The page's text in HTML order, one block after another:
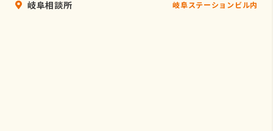
岐阜相談所 岐阜ステーションビル内